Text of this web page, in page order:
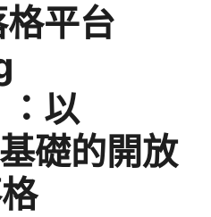
平台
以
礎的開放